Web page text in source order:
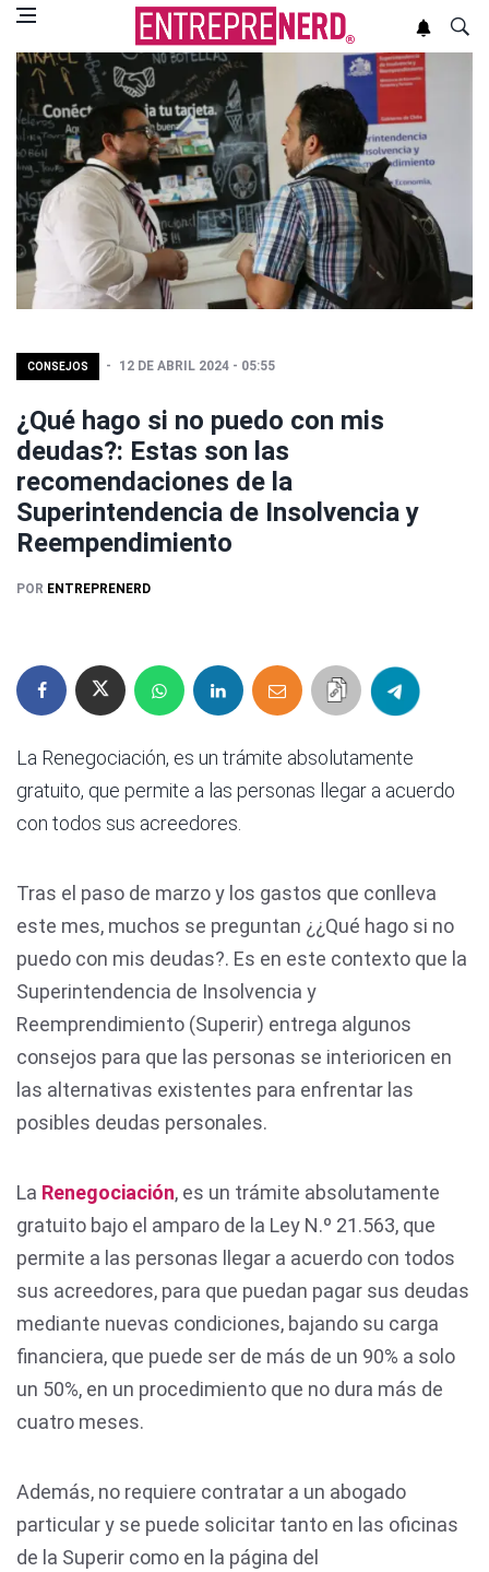
CONSEJOS 12 DE ABRIL 2024 - 05:55
¿Qué hago si no puedo con mis
deudas?: Estas son las
recomendaciones de la
Superintendencia de Insolvencia y
Reempendimiento
POR ENTREPRENERD
La Renegociación, es un trámite absolutamente
gratuito, que permite a las personas llegar a acuerdo
con todos sus acreedores.
Tras el paso de marzo y los gastos que conlleva
este mes, muchos se preguntan ¿¿Qué hago si no
puedo con mis deudas?. Es en este contexto que la
Superintendencia de Insolvencia y
Reemprendimiento (Superir) entrega algunos
consejos para que las personas se interioricen en
las alternativas existentes para enfrentar las
posibles deudas personales.
La Renegociación, es un trámite absolutamente
gratuito bajo el amparo de la Ley N.º 21.563, que
permite a las personas llegar a acuerdo con todos
sus acreedores, para que puedan pagar sus deudas
mediante nuevas condiciones, bajando su carga
financiera, que puede ser de más de un 90% a solo
un 50%, en un procedimiento que no dura más de
cuatro meses.
Además, no requiere contratar a un abogado
particular y se puede solicitar tanto en las oficinas
de la Superir como en la página del